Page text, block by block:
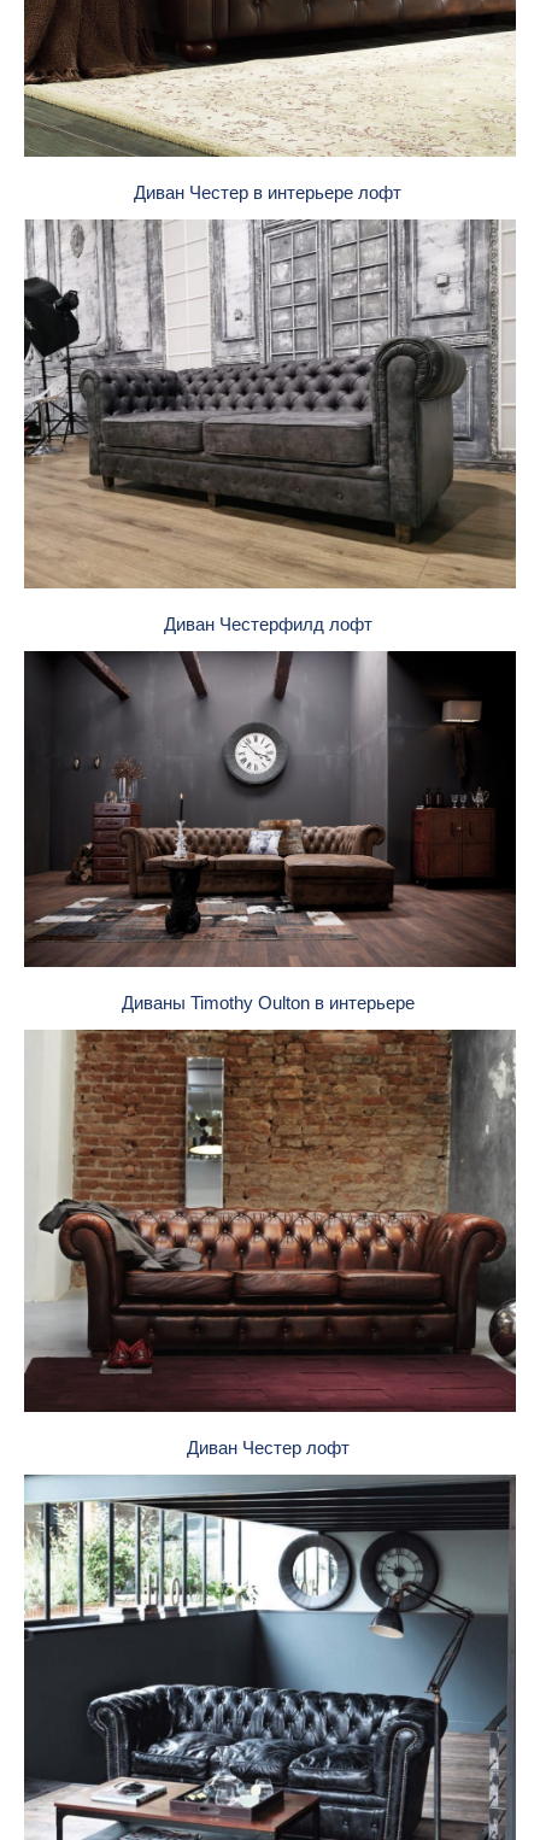
Диван Честер в интерьере лофт
Диван Честерфилд лофт
Диваны Timothy Oulton в интерьере
Диван Честер лофт